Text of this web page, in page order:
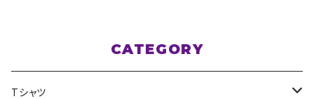
CATEGORY
Tシャツ